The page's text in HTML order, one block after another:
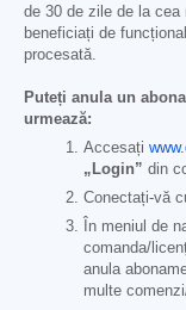
de 30 de zile de la
beneficiați de
procesată.
Puteți anula un
urmează:
Accesați
„Login” din
Conectați-vă
În meniul de
comanda/
anula
multe